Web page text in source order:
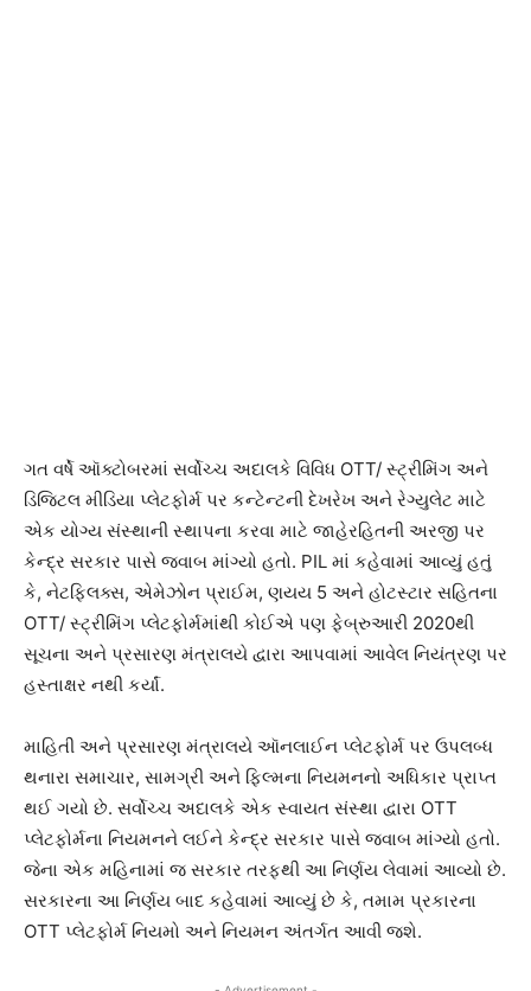
ગત વર્ષે ઑક્ટોબરમાં સર્વોચ્ચ અદાલકે વિવિધ OTT/ સ્ટ્રીમિંગ અને
ડિજિટલ મીડિયા પ્લેટફોર્મ પર કન્ટેન્ટની દેખરેખ અને રેગ્યુલેટ માટે
એક યોગ્ય સંસ્થાની સ્થાપના કરવા માટે જાહેરહિતની અરજી પર
કેન્દ્ર સરકાર પાસે જવાબ માંગ્યો હતો. PIL માં કહેવામાં આવ્યું હતું
કે, નેટફ્લિક્સ, એમેઝોન પ્રાઈમ, ણયય 5 અને હોટસ્ટાર સહિતના
OTT/ સ્ટ્રીમિંગ પ્લેટફોર્મમાંથી કોઈએ પણ ફેબ્રુઆરી 2020થી
સૂચના અને પ્રસારણ મંત્રાલયે દ્વારા આપવામાં આવેલ નિયંત્રણ પર
હસ્તાક્ષર નથી કર્યાં.
માહિતી અને પ્રસારણ મંત્રાલયે ઑનલાઈન પ્લેટફોર્મ પર ઉપલબ્ધ
થનારા સમાચાર, સામગ્રી અને ફિલ્મના નિયમનનો અધિકાર પ્રાપ્ત
થઈ ગયો છે. સર્વોચ્ચ અદાલકે એક સ્વાયત સંસ્થા દ્વારા OTT
પ્લેટફોર્મના નિયમનને લઈને કેન્દ્ર સરકાર પાસે જવાબ માંગ્યો હતો.
જેના એક મહિનામાં જ સરકાર તરફથી આ નિર્ણય લેવામાં આવ્યો છે.
સરકારના આ નિર્ણય બાદ કહેવામાં આવ્યું છે કે, તમામ પ્રકારના
OTT પ્લેટફોર્મ નિયમો અને નિયમન અંતર્ગત આવી જશે.